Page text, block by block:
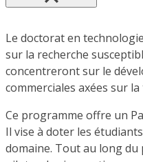
Le doctorat en
sur la recherche
concentreront sur le
commerciales axées sur
Ce programme offre un
Il vise à doter les
domaine. Tout au long